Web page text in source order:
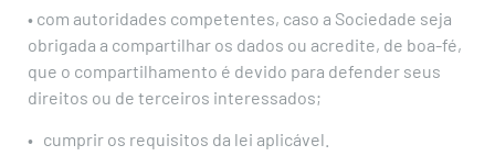
• com autoridades competentes, caso a Sociedade seja
obrigada a compartilhar os dados ou acredite, de boa-fé,
que o compartilhamento é devido para defender seus
direitos ou de terceiros interessados;
• cumprir os requisitos da lei aplicável.